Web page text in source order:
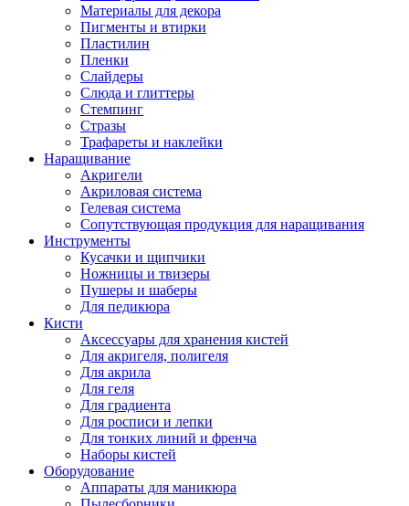
Материалы для декора
Пигменты и втирки
Пластилин
Пленки
Слайдеры
Слюда и глиттеры
Стемпинг
Стразы
Трафареты и наклейки
Наращивание
Акригели
Акриловая система
Гелевая система
Сопутствующая продукция для наращивания
Инструменты
Кусачки и щипчики
Ножницы и твизеры
Пушеры и шаберы
Для педикюра
Кисти
Аксессуары для хранения кистей
Для акригеля, полигеля
Для акрила
Для геля
Для градиента
Для росписи и лепки
Для тонких линий и френча
Наборы кистей
Оборудование
Аппараты для маникюра